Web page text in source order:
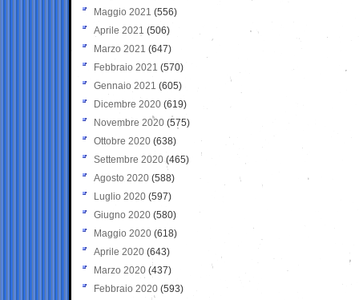
Maggio 2021 (556)
Aprile 2021 (506)
Marzo 2021 (647)
Febbraio 2021 (570)
Gennaio 2021 (605)
Dicembre 2020 (619)
Novembre 2020 (575)
Ottobre 2020 (638)
Settembre 2020(465)
Agosto 2020 (588)
Luglio 2020 (597)
Giugno 2020 (580)
Maggio 2020 (618)
Aprile 2020 (643)
Marzo 2020 (437)
Febbraio 2020 (593)